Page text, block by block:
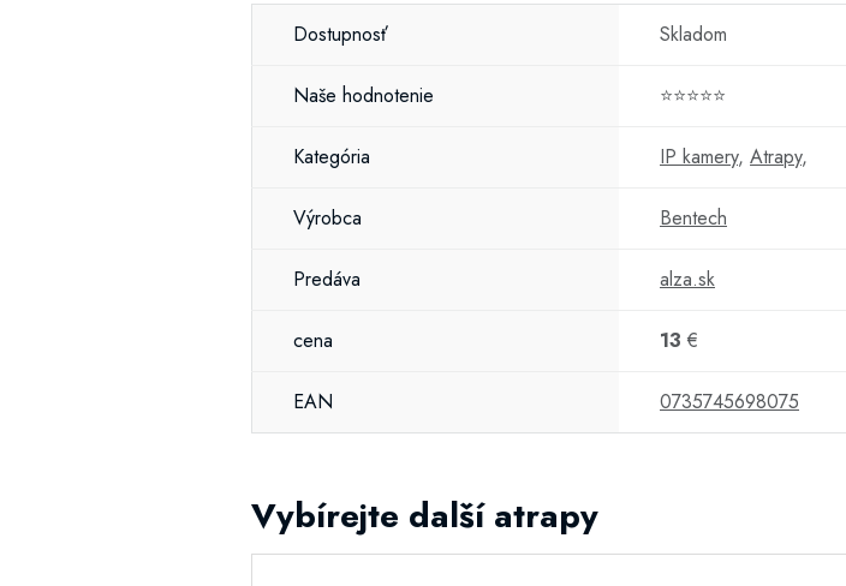
Dostupnosť Skladom
Naše hodnotenie ⭐⭐⭐⭐⭐
Kategória IP kamery, Atrapy,
Výrobca Bentech
Predáva alza.sk
cena 13 €
EAN 0735745698075
Vybírejte další atrapy